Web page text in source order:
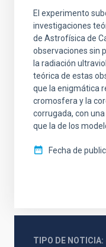
El experimento
investigaciones
de Astrofísica de
observaciones sin
la radiación
teórica de estas
que la enigmática
cromosfera y la
corrugada, con
que la de los
Fecha de
TIPO DE NOTICIA